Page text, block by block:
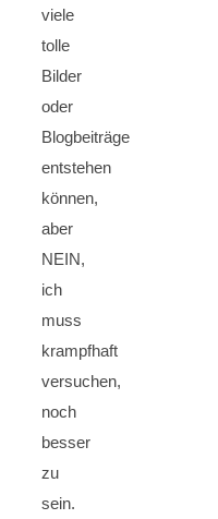
viele
tolle
Bilder
oder
Blogbeiträge
entstehen
können,
aber
NEIN,
ich
muss
krampfhaft
versuchen,
noch
besser
zu
sein.